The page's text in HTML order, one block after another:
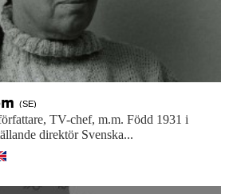
(SE)
TV-chef, m.m. Född 1931 i
direktör Svenska...